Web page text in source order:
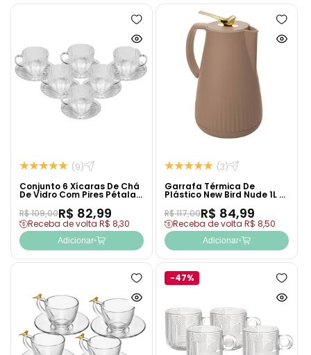
Adicionar
à
lista
de
desejos
Ver
produto
rapidamente
(9)
Conjunto 6 Xícaras De Chá
De Vidro Com Pires Pétala
R$ 109,00R$ 82,99
Receba de volta R$ 8,30
Adicionar
à
lista
Ver
(3)
Garrafa Térmica De
Plástico New Bird Nude 1L -
R$ 117,00R$ 84,99
Receba de volta R$ 8,50
Adicionar
Adicionar
à
lista
de
desejos
Ver
produto
rapidamente
à
lista
Ver
-47%